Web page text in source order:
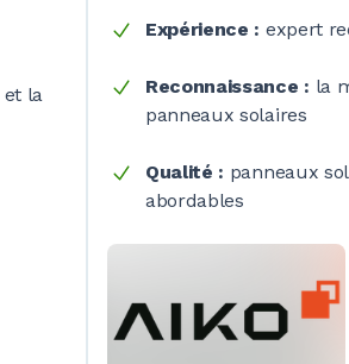
la
Expérience : expert
Reconnaissance : la
panneaux solaires
Qualité : panneaux
abordables